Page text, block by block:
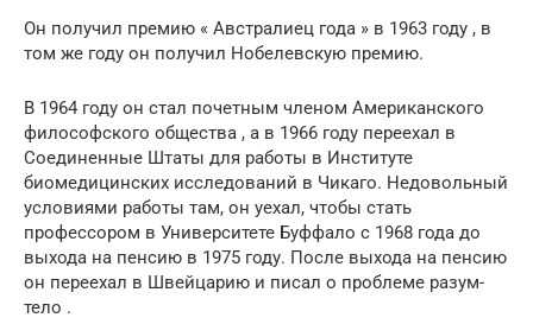
Он получил премию « Австралиец года » в 1963 году , в
том же году он получил Нобелевскую премию.
В 1964 году он стал почетным членом Американского
философского общества , а в 1966 году переехал в
Соединенные Штаты для работы в Институте
биомедицинских исследований в Чикаго. Недовольный
условиями работы там, он уехал, чтобы стать
профессором в Университете Буффало с 1968 года до
выхода на пенсию в 1975 году. После выхода на пенсию
он переехал в Швейцарию и писал о проблеме разум-
тело .